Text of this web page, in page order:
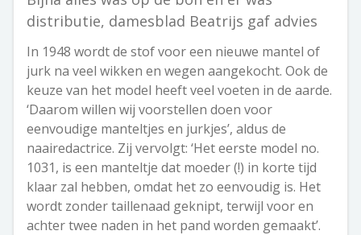
distributie, damesblad Beatrijs gaf advies
In 1948 wordt de stof voor een nieuwe mantel of
jurk na veel wikken en wegen aangekocht. Ook de
keuze van het model heeft veel voeten in de aarde.
‘Daarom willen wij voorstellen doen voor
eenvoudige manteltjes en jurkjes’, aldus de
naairedactrice. Zij vervolgt: ‘Het eerste model no.
1031, is een manteltje dat moeder (!) in korte tijd
klaar zal hebben, omdat het zo eenvoudig is. Het
wordt zonder taillenaad geknipt, terwijl voor en
achter twee naden in het pand worden gemaakt’.